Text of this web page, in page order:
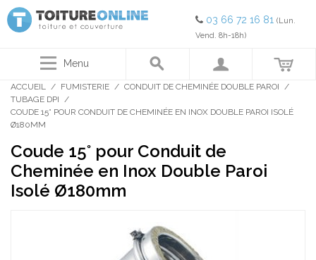
03 66 72 16 81 (Lun.
Vend. 8h-18h)
Menu
ACCUEIL / FUMISTERIE / CONDUIT DE CHEMINÉE DOUBLE PAROI /
TUBAGE DPI /
COUDE 15° POUR CONDUIT DE CHEMINÉE EN INOX DOUBLE PAROI ISOLÉ
Ø180MM
Coude 15° pour Conduit de
Cheminée en Inox Double Paroi
Isolé Ø180mm